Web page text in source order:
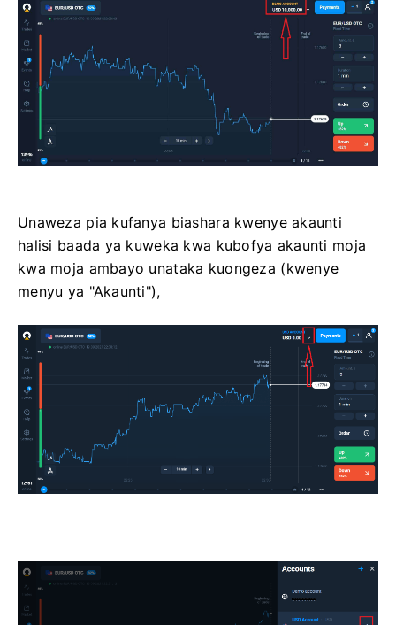
Unaweza pia kufanya biashara kwenye akaunti
halisi baada ya kuweka kwa kubofya akaunti moja
kwa moja ambayo unataka kuongeza (kwenye
menyu ya "Akaunti"),